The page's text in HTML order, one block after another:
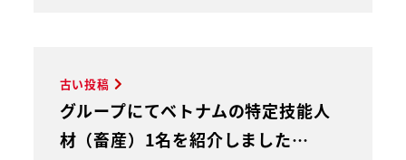
古い投稿
グループにてベトナムの特定技能人
材（畜産）1名を紹介しました…